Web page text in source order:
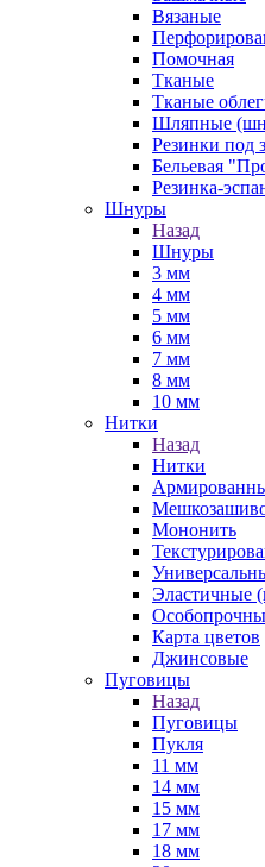
Вязаные
Помочная
Тканые
Тканые
Шляпные
Резинки под
Бельевая
Резинка-
Шнуры
Назад
Шнуры
3 мм
4 мм
5 мм
6 мм
7 мм
8 мм
10 мм
Нитки
Назад
Нитки
Мононить
Эластичные
Карта цветов
Джинсовые
Пуговицы
Назад
Пуговицы
Пукля
11 мм
14 мм
15 мм
17 мм
18 мм